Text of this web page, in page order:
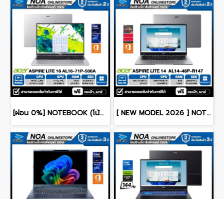
[ผ่อน 0%] NOTEBOOK (โน้ตบุ๊ค) ACER ASPIRE LITE 16 AL16-71P-506A 16" WUXGA/CORE 5 125H/RAM 16GB/SSD 512GB/RWINDOWS 11+MS OFFICE รับประกันศูนย์ไทย 2ปี [ NEW MODEL 2026 ] NOTEBOOK (โน๊ตบุ๊ค) ACER ASPIRE LITE 14 AL14-46P-R147 14" FHD/RYZEN 3 5400U/8GB/SSD 256GB/WINDOWS 11+MS OFFICE รับประกันซ่อมฟรีถึงบ้าน 2ปี